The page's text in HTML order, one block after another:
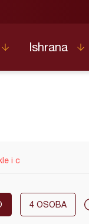
Ishrana
i c
4 OSOBA